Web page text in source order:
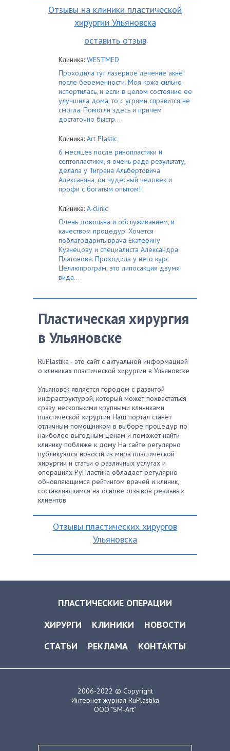
Отзывы на клиники пластической
хирургии Ульяновска
оставить отзыв
Клиника: WESTMED
Проходила тут лазерное лечение акне
после беременности. Моя кожа сильно
испортилась, и если в целом состояние ее
улучшила дома, то с угрями справится не
смогла. Помогли здесь и причем
достаточно быстр...
Клиника: Art Plastic
6 месяцев после ринопластики и
септопластикм, я очень рада результату,
делала у Тиграна Альбертовича
Алексаняна, он чудесный человек и
профи с богатым опытом!
Клиника: A-clinic
Очень довольна и обслуживанием, и
качеством процедур. Хочется
поблагодарить врача Екатерину
Кузнецову и специалиста Александра
Платонова. Проходила у него курс
Целлюпрограм, это липосакция двумя
вида...
Пластическая хирургия
в Ульяновске
RuPlastika - это сайт с актуальной информацией
о клиниках пластической хирургии в Ульяновске
Ульяновск является городом с развитой
инфраструктурой, который может похвастаться
сразу несколькими крупными клиниками
пластической хирургии Наш портал станет
отличным помощником в выборе процедур по
наиболее выгодным ценам и поможет найти
клинику поближе к дому На сайте регулярно
публикуются новости из мира пластической
хирургии и статьи о различных услугах и
операциях РуПластика обладает регулярно
обновляющимся рейтингом врачей и клиник,
составляющимся на основе отзывов реальных
клиентов
Отзывы пластических хирургов
Ульяновска
ПЛАСТИЧЕСКИЕ ОПЕРАЦИИ
ХИРУРГИ
КЛИНИКИ
НОВОСТИ
СТАТЬИ
РЕКЛАМА КОНТАКТЫ
2006-2022 © Copyright
Интернет-журнал RuPlastika
ООО "SM-Art"